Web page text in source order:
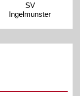
SV
Ingelmunster